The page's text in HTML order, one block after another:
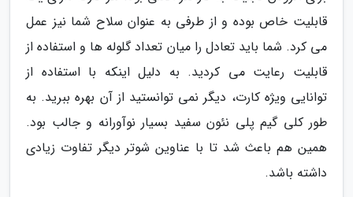
قابلیت خاص بوده و از طرفی به عنوان سلاح شما نیز عمل
می کرد. شما باید تعادل را میان تعداد گلوله ها و استفاده از
قابلیت رعایت می کردید. به دلیل اینکه با استفاده از
توانایی ویژه کارت، دیگر نمی توانستید از آن بهره ببرید. به
طور کلی گیم پلی نئون سفید بسیار نوآورانه و جالب بود.
همین هم باعث شد تا با عناوین شوتر دیگر تفاوت زیادی
داشته باشد.